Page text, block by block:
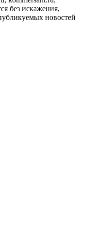
без искажения,
новостей